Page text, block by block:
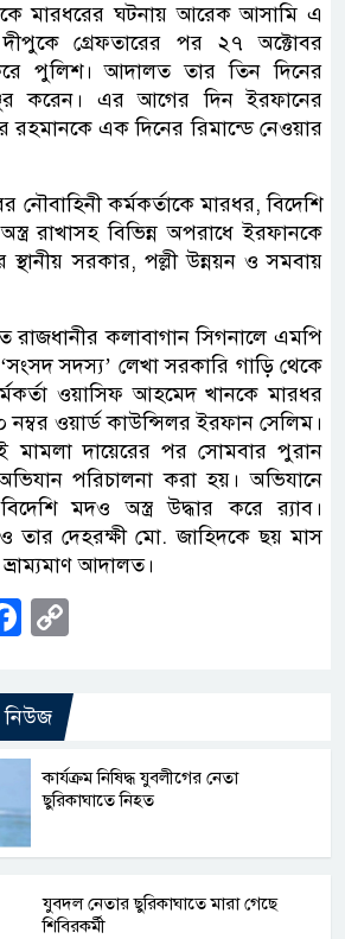
মারধরের ঘটনায় আরেক আসামি এ
গ্রেফতারের পর ২৭ অক্টোবর
পুলিশ। আদালত তার তিন দিনের
করেন। এর আগের দিন ইরফানের
রহমানকে এক দিনের রিমান্ডে নেওয়ার
কর্মকর্তাকে মারধর, বিদেশি
রাখাসহ বিভিন্ন অপরাধে ইরফানকে
স্থানীয় সরকার, পল্লী উন্নয়ন ও সমবায়
রাজধানীর কলাবাগান সিগনালে এমপি
সদস্য’ লেখা সরকারি গাড়ি থেকে
ওয়াসিফ আহমেদ খানকে মারধর
ওয়ার্ড কাউন্সিলর ইরফান সেলিম।
মামলা দায়েরের পর সোমবার পুরান
পরিচালনা করা হয়। অভিযানে
মদও অস্ত্র উদ্ধার করে র‌্যাব।
তার দেহরক্ষী মো. জাহিদকে ছয় মাস
ভ্রাম্যমাণ আদালত।
Facebook
নিউজ
কার্যক্রম নিষিদ্ধ যুবলীগের নেতা
ছুরিকাঘাতে নিহত
যুবদল নেতার ছুরিকাঘাতে মারা গেছে
শিবিরকর্মী